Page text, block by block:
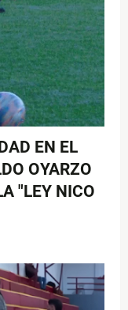
EN EL
OYARZO
"LEY NICO